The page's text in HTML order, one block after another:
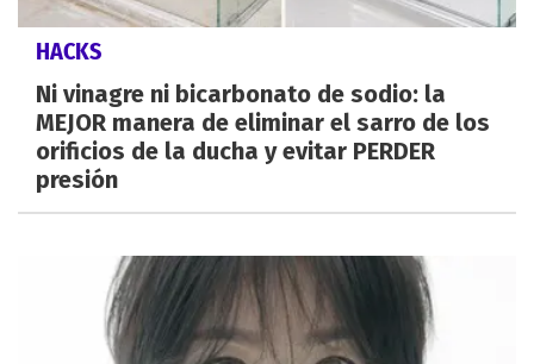
HACKS
Ni vinagre ni bicarbonato de sodio: la
MEJOR manera de eliminar el sarro de los
orificios de la ducha y evitar PERDER
presión